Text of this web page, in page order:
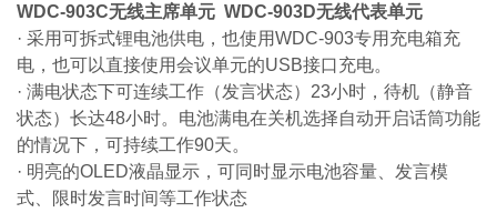
WDC-903C无线主席单元 WDC-903D无线代表单元
· 采用可拆式锂电池供电，也使用WDC-903专用充电箱充
电，也可以直接使用会议单元的USB接口充电。
· 满电状态下可连续工作（发言状态）23小时，待机（静音
状态）长达48小时。电池满电在关机选择自动开启话筒功能
的情况下，可持续工作90天。
· 明亮的OLED液晶显示，可同时显示电池容量、发言模
式、限时发言时间等工作状态